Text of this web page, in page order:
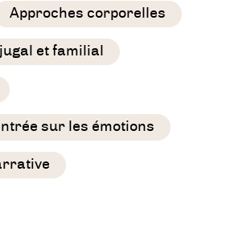
Approches corporelles
et familial
sur les émotions